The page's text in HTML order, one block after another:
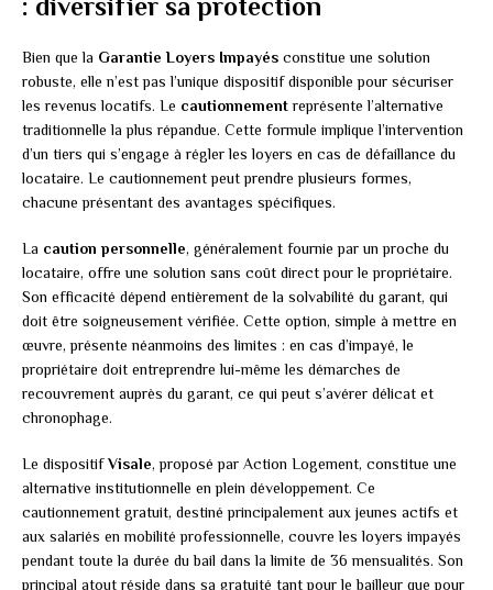
: diversifier sa protection
Bien que la Garantie Loyers Impayés constitue une solution
robuste, elle n’est pas l’unique dispositif disponible pour sécuriser
les revenus locatifs. Le cautionnementreprésente l’alternative
traditionnelle la plus répandue. Cette formule implique l’intervention
d’un tiers qui s’engage à régler les loyers en cas de défaillance du
locataire. Le cautionnement peut prendre plusieurs formes,
chacune présentant des avantages spécifiques.
La caution personnelle, généralement fournie par un proche du
locataire, offre une solution sans coût direct pour le propriétaire.
Son efficacité dépend entièrement de la solvabilité du garant, qui
doit être soigneusement vérifiée. Cette option, simple à mettre en
œuvre, présente néanmoins des limites : en cas d’impayé, le
propriétaire doit entreprendre lui-même les démarches de
recouvrement auprès du garant, ce qui peut s’avérer délicat et
chronophage.
Le dispositifVisale, proposé par Action Logement, constitue une
alternative institutionnelle en plein développement. Ce
cautionnement gratuit, destiné principalement aux jeunes actifs et
aux salariés en mobilité professionnelle, couvre les loyers impayés
pendant toute la durée du bail dans la limite de 36 mensualités. Son
principal atout réside dans sa gratuité tant pour le bailleur que pour